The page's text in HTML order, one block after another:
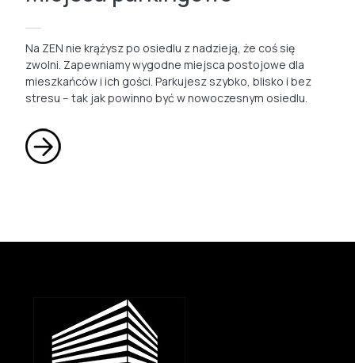
Na ZEN nie krążysz po osiedlu z nadzieją, że coś się
zwolni. Zapewniamy wygodne miejsca postojowe dla
mieszkańców i ich gości. Parkujesz szybko, blisko i bez
stresu – tak jak powinno być w nowoczesnym osiedlu.